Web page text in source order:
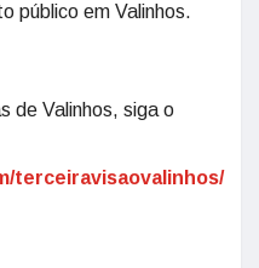
público em Valinhos.
de Valinhos, siga o
terceiravisaovalinhos/